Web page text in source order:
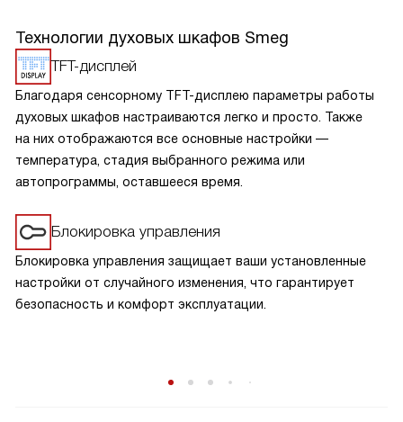
Технологии духовых шкафов Smeg
TFT-дисплей
Благодаря сенсорному TFT-дисплею параметры работы
духовых шкафов настраиваются легко и просто. Также
на них отображаются все основные настройки —
температура, стадия выбранного режима или
автопрограммы, оставшееся время.
Блокировка управления
Блокировка управления защищает ваши установленные
настройки от случайного изменения, что гарантирует
безопасность и комфорт эксплуатации.